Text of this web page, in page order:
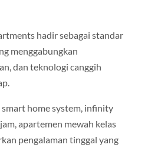
hadir sebagai standar
menggabungkan
dan teknologi canggih
home system, infinity
apartemen mewah kelas
pengalaman tinggal yang